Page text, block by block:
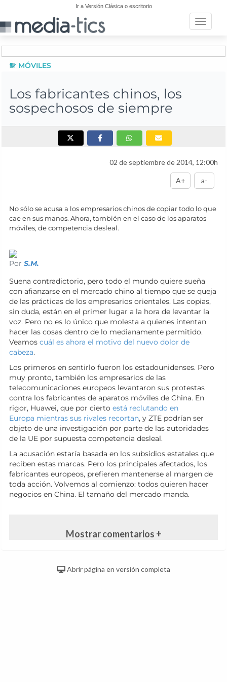
Ir a Versión Clásica o escritorio
Toggle
MÓVILES
Los fabricantes chinos, los
sospechosos de siempre
02 de septiembre de 2014, 12:00h
A+ a-
No sólo se acusa a los empresarios chinos de copiar todo lo que
cae en sus manos. Ahora, también en el caso de los aparatos
móviles, de competencia desleal.
Por S.M.
Suena contradictorio, pero todo el mundo quiere sueña
con afianzarse en el mercado chino al tiempo que se queja
de las prácticas de los empresarios orientales. Las copias,
sin duda, están en el primer lugar a la hora de levantar la
voz. Pero no es lo único que molesta a quienes intentan
hacer las cosas dentro de lo medianamente permitido.
Veamos cuál es ahora el motivo del nuevo dolor de
cabeza.
Los primeros en sentirlo fueron los estadounidenses. Pero
muy pronto, también los empresarios de las
telecomunicaciones europeos levantaron sus protestas
contra los fabricantes de aparatos móviles de China. En
rigor, Huawei, que por cierto está reclutando en
Europa mientras sus rivales recortan, y ZTE podrían ser
objeto de una investigación por parte de las autoridades
de la UE por supuesta competencia desleal.
La acusación estaría basada en los subsidios estatales que
reciben estas marcas. Pero los principales afectados, los
fabricantes europeos, prefieren mantenerse al margen de
toda acción. Volvemos al comienzo: todos quieren hacer
negocios en China. El tamaño del mercado manda.
Mostrar comentarios +
Abrir página en versión completa